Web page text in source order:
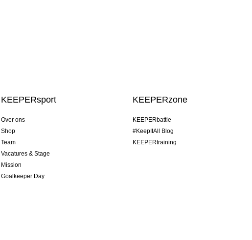
KEEPERsport
Over ons
Shop
Team
Vacatures & Stage
Mission
Goalkeeper Day
KEEPERzone
KEEPERbattle
#KeepItAll Blog
KEEPERtraining